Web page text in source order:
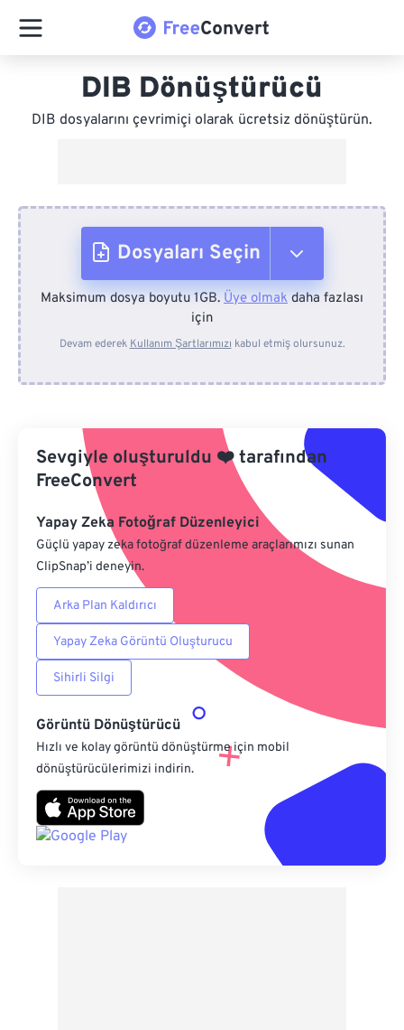
DIB Dönüştürücü
DIB dosyalarını çevrimiçi olarak ücretsiz dönüştürün.
Dosyaları Seçin
Cihazdan
Google Drive'dan
Url'den
Maksimum dosya boyutu 1GB. Üye olmak daha fazlası
için
Devam ederek Kullanım Şartlarımızı kabul etmiş olursunuz.
Sevgiyle oluşturuldu ❤️tarafından
FreeConvert
Yapay Zeka Fotoğraf Düzenleyici
Güçlü yapay zeka fotoğraf düzenleme araçlarımızı sunan
ClipSnap’i deneyin.
Arka Plan Kaldırıcı
Yapay Zeka Görüntü Oluşturucu
Sihirli Silgi
Görüntü Dönüştürücü
Hızlı ve kolay görüntü dönüştürme için mobil
dönüştürücülerimizi indirin.